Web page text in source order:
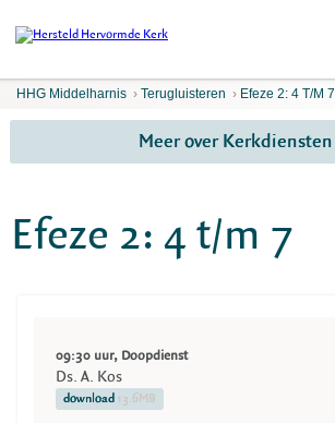
HHG Middelharnis › Terugluisteren › Efeze 2: 4 T/m 7
Meer over Kerkdiensten
Efeze 2: 4 t/m 7
09:30 uur, Doopdienst
Ds. A. Kos
download 13.6MB